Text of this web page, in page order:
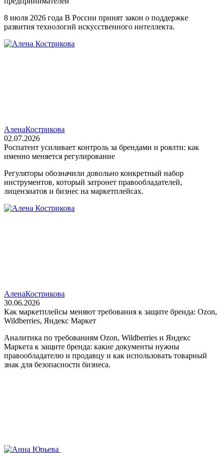
8 июля 2026 года В России принят закон о поддержке
развития технологий искусственного интеллекта.
АленаКострикова
02.07.2026
Роспатент усиливает контроль за брендами и роялти: как
именно меняется регулирование
Регуляторы обозначили довольно конкретный набор
инструментов, который затронет правообладателей,
лицензиатов и бизнес на маркетплейсах.
АленаКострикова
30.06.2026
Как маркетплейсы меняют требования к защите бренда: Ozon,
Wildberries, Яндекс Маркет
Аналитика по требованиям Ozon, Wildberries и Яндекс
Маркета к защите бренда: какие документы нужны
правообладателю и продавцу и как использовать товарный
знак для безопасности бизнеса.